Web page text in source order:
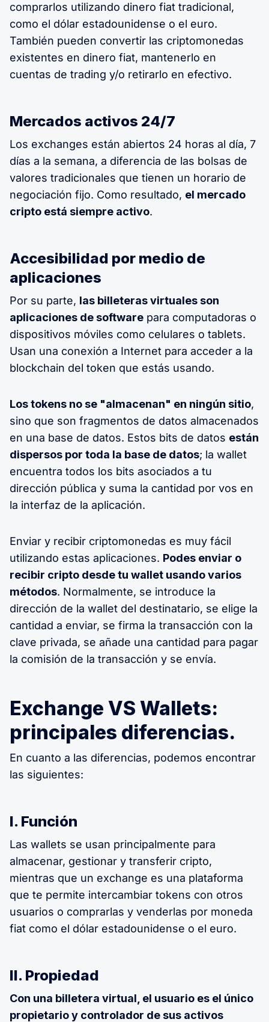
comprarlos utilizando dinero fiat tradicional,
como el dólar estadounidense o el euro.
También pueden convertir las criptomonedas
existentes en dinero fiat, mantenerlo en
cuentas de trading y/o retirarlo en efectivo.
Mercados activos 24/7
Los exchanges están abiertos 24 horas al día, 7
días a la semana, a diferencia de las bolsas de
valores tradicionales que tienen un horario de
negociación fijo. Como resultado, el mercado
cripto está siempre activo.
Accesibilidad por medio de
aplicaciones
Por su parte, las billeteras virtuales son
aplicaciones de software para computadoras o
dispositivos móviles como celulares o tablets.
Usan una conexión a Internet para acceder a la
blockchain del token que estás usando.
Los tokens no se "almacenan" en ningún sitio,
sino que son fragmentos de datos almacenados
en una base de datos. Estos bits de datos están
dispersos por toda la base de datos; la wallet
encuentra todos los bits asociados a tu
dirección pública y suma la cantidad por vos en
la interfaz de la aplicación.
Enviar y recibir criptomonedas es muy fácil
utilizando estas aplicaciones. Podes enviar o
recibir cripto desde tu wallet usando varios
métodos. Normalmente, se introduce la
dirección de la wallet del destinatario, se elige la
cantidad a enviar, se firma la transacción con la
clave privada, se añade una cantidad para pagar
la comisión de la transacción y se envía.
Exchange VS Wallets:
principales diferencias.
En cuanto a las diferencias, podemos encontrar
las siguientes:
I. Función
Las wallets se usan principalmente para
almacenar, gestionar y transferir cripto,
mientras que un exchange es una plataforma
que te permite intercambiar tokens con otros
usuarios o comprarlas y venderlas por moneda
fiat como el dólar estadounidense o el euro.
II. Propiedad
Con una billetera virtual, el usuario es el único
propietario y controlador de sus activos